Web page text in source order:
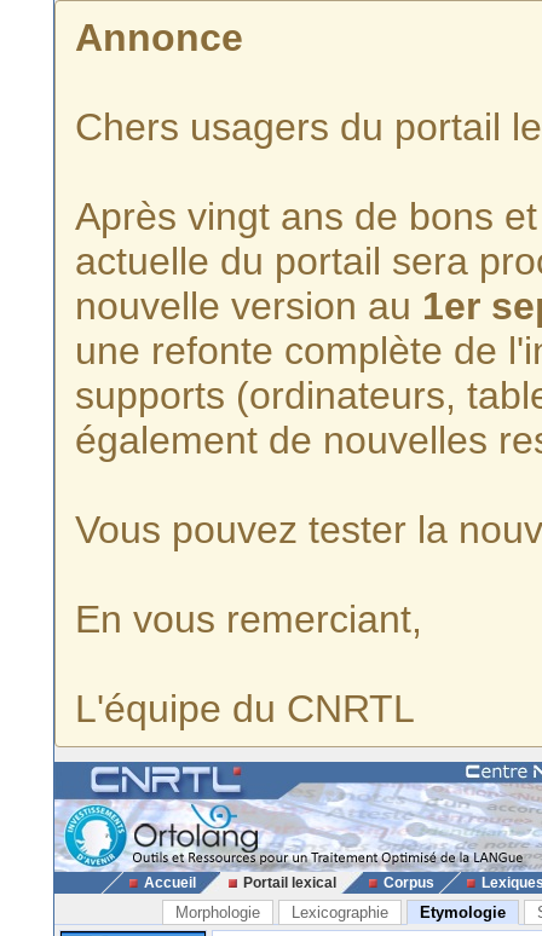
Annonce
Chers usagers du portail
Après vingt ans de bons
actuelle du portail sera
nouvelle version au 1er
une refonte complète de
supports (ordinateurs,
également de nouvelles
Vous pouvez tester la
En vous remerciant,
L'équipe du CNRTL
Accueil Portail lexical Corpus
Morphologie Lexicographie Etymologie